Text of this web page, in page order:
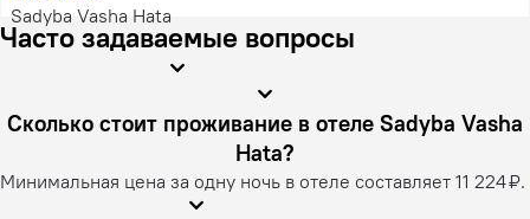
Sadyba Vasha Hata
Часто задаваемые вопросы
Сколько стоит проживание в отеле Sadyba Vasha
Hata?
Минимальная цена за одну ночь в отеле составляет 11 224 ₽.